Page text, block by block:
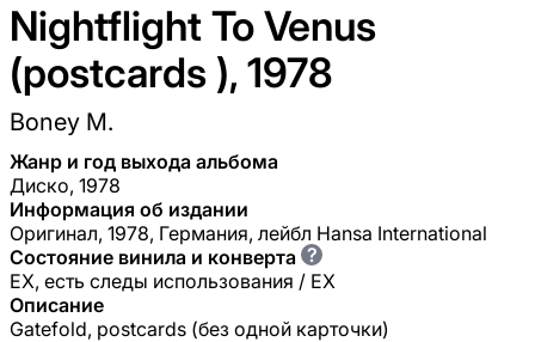
Nightflight To Venus
(postcards ), 1978
Boney M.
Жанр и год выхода альбома
Диско, 1978
Информация об издании
Оригинал, 1978, Германия, лейбл Hansa International
Состояние винила и конверта ?
EX, есть следы использования / EX
Описание
Gatefold, postcards (без одной карточки)